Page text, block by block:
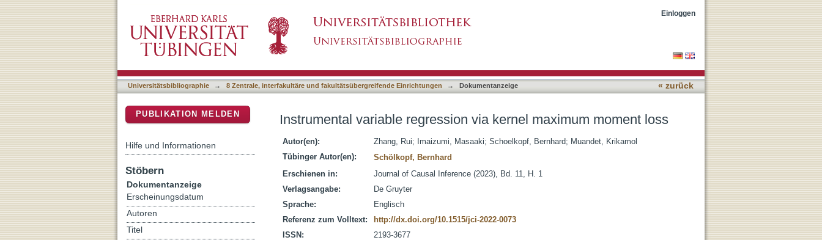
Einloggen
Universitätsbibliographie → 8 Zentrale, interfakultäre und fakultätsübergreifende Einrichtungen → Dokumentanzeige « zurück
Instrumental variable regression via kernel maximum moment loss
Autor(en): Zhang, Rui; Imaizumi, Masaaki; Schoelkopf, Bernhard; Muandet, Krikamol
Tübinger Autor(en):
Schölkopf, Bernhard
Erschienen in:
Journal of Causal Inference (2023), Bd. 11, H. 1
Verlagsangabe:
De Gruyter
Sprache:
Englisch
Referenz zum Volltext:
http://dx.doi.org/10.1515/jci-2022-0073
ISSN:
2193-3677
PUBLIKATION MELDEN
Hilfe und Informationen
Stöbern
Dokumentanzeige
Erscheinungsdatum
Autoren
Titel